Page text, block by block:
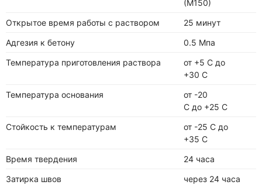
(М150)
Открытое время работы с раствором
25 минут
Адгезия к бетону
0.5 Мпа
Температура приготовления раствора
от +5 С до
+30 С
Температура основания
от -20
С до +25 С
Стойкость к температурам
от -25 С до
+35 С
Время твердения
24 часа
Затирка швов
через 24 часа